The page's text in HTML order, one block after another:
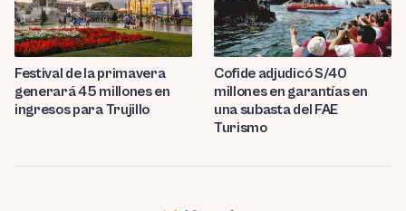
Festival de la primavera
generará 45 millones en
ingresos para Trujillo
Cofide adjudicó S/40
millones en garantías en
una subasta del FAE
Turismo